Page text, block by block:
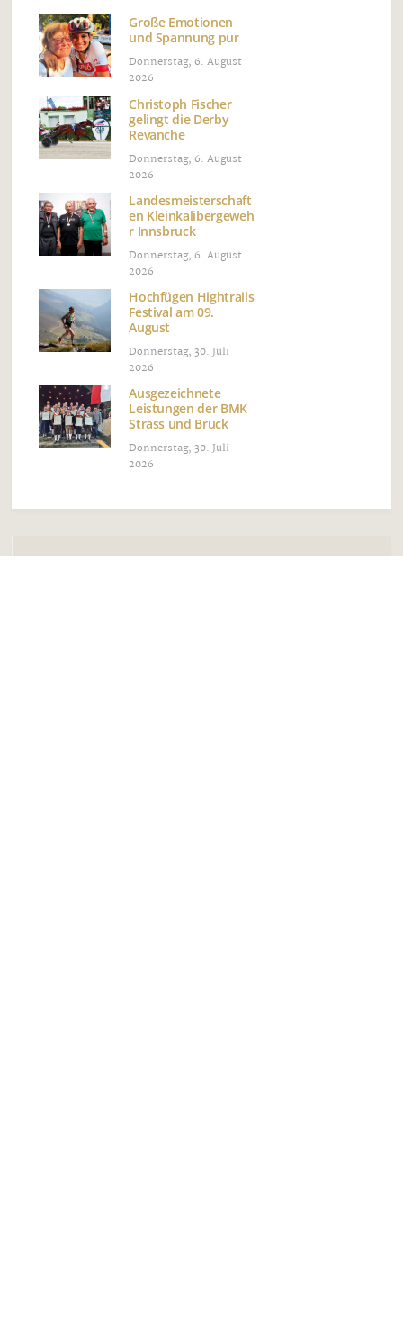
Große Emotionen
und Spannung pur
Donnerstag, 6. August
2026
Christoph Fischer
gelingt die Derby
Revanche
Donnerstag, 6. August
2026
Landesmeisterschaft
en Kleinkalibergeweh
r Innsbruck
Donnerstag, 6. August
2026
Hochfügen Hightrails
Festival am 09.
August
Donnerstag, 30. Juli
2026
Ausgezeichnete
Leistungen der BMK
Strass und Bruck
Donnerstag, 30. Juli
2026